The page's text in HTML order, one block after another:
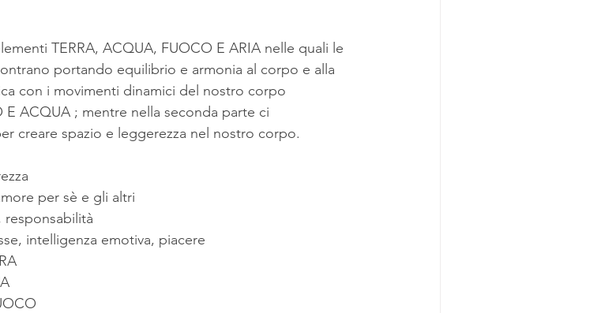
TERRA, ACQUA, FUOCO E ARIA nelle quali le
portando equilibrio e armonia al corpo e alla
con i movimenti dinamici del nostro corpo
E ACQUA ; mentre nella seconda parte ci
creare spazio e leggerezza nel nostro corpo.
per sè e gli altri
intelligenza emotiva, piacere